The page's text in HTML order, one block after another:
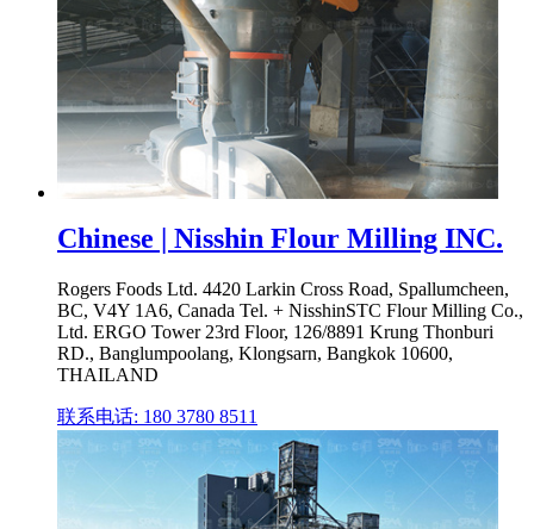
Chinese | Nisshin Flour Milling INC.
Rogers Foods Ltd. 4420 Larkin Cross Road, Spallumcheen,
BC, V4Y 1A6, Canada Tel. + NisshinSTC Flour Milling Co.,
Ltd. ERGO Tower 23rd Floor, 126/8891 Krung Thonburi
RD., Banglumpoolang, Klongsarn, Bangkok 10600,
THAILAND
联系电话: 180 3780 8511